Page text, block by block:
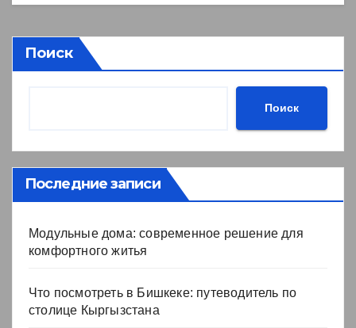
Поиск
Поиск
Последние записи
Модульные дома: современное решение для
комфортного житья
Что посмотреть в Бишкеке: путеводитель по
столице Кыргызстана